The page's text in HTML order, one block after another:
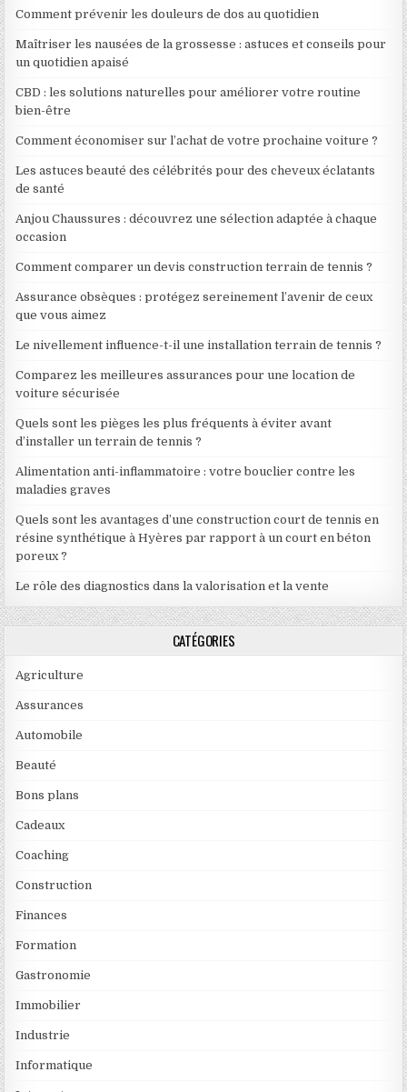
Comment prévenir les douleurs de dos au quotidien
Maîtriser les nausées de la grossesse : astuces et conseils pour
un quotidien apaisé
CBD : les solutions naturelles pour améliorer votre routine
bien-être
Comment économiser sur l’achat de votre prochaine voiture ?
Les astuces beauté des célébrités pour des cheveux éclatants
de santé
Anjou Chaussures : découvrez une sélection adaptée à chaque
occasion
Comment comparer un devis construction terrain de tennis ?
Assurance obsèques : protégez sereinement l’avenir de ceux
que vous aimez
Le nivellement influence-t-il une installation terrain de tennis ?
Comparez les meilleures assurances pour une location de
voiture sécurisée
Quels sont les pièges les plus fréquents à éviter avant
d’installer un terrain de tennis ?
Alimentation anti-inflammatoire : votre bouclier contre les
maladies graves
Quels sont les avantages d’une construction court de tennis en
résine synthétique à Hyères par rapport à un court en béton
poreux ?
Le rôle des diagnostics dans la valorisation et la vente
CATÉGORIES
Agriculture
Assurances
Automobile
Beauté
Bons plans
Cadeaux
Coaching
Construction
Finances
Formation
Gastronomie
Immobilier
Industrie
Informatique